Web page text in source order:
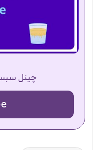
چینل